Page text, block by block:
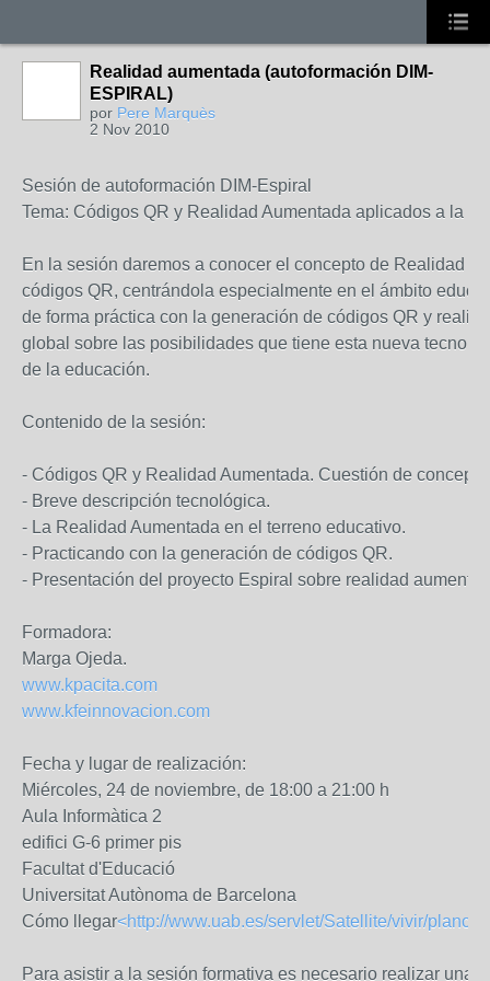
Realidad aumentada (autoformación DIM-
ESPIRAL)
por Pere Marquès
2 Nov 2010
Sesión de autoformación DIM-Espiral
Tema: Códigos QR y Realidad Aumentada aplicados a la
En la sesión daremos a conocer el concepto de Realidad
códigos QR, centrándola especialmente en el ámbito
de forma práctica con la generación de códigos QR y
global sobre las posibilidades que tiene esta nueva
de la educación.
Contenido de la sesión:
- Códigos QR y Realidad Aumentada. Cuestión de
- Breve descripción tecnológica.
- La Realidad Aumentada en el terreno educativo.
- Practicando con la generación de códigos QR.
- Presentación del proyecto Espiral sobre realidad
Formadora:
www.kpacita.com
www.kfeinnovacion.com
Fecha y lugar de realización:
Miércoles, 24 de noviembre, de 18:00 a 21:00 h
Aula Informàtica 2
edifici G-6 primer pis
Facultat d'Educació
Universitat Autònoma de Barcelona
Cómo llegar<http://www.uab.es/servlet/Satellite/vivir/
Para asistir a la sesión formativa es necesario realizar una